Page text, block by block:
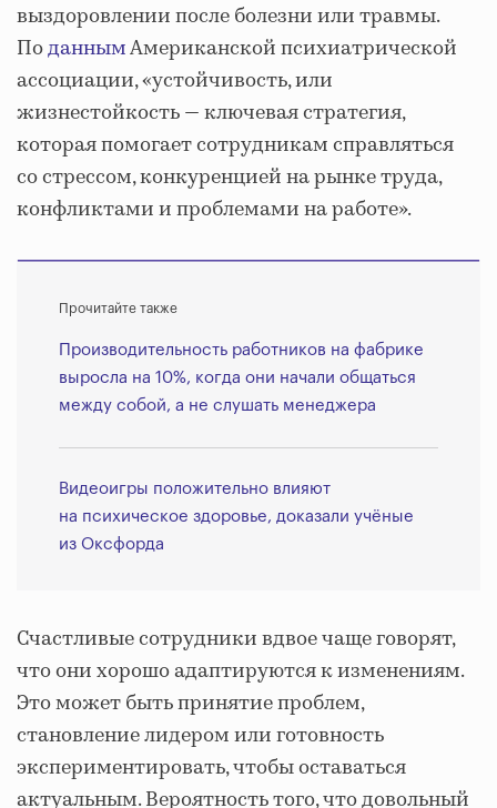
выздоровлении после болезни или травмы.
ПоданнымАмериканской психиатрической
ассоциации, «устойчивость, или
жизнестойкость — ключевая стратегия,
которая помогает сотрудникам справляться
со стрессом, конкуренцией на рынке труда,
конфликтами и проблемами на работе».
Прочитайте также
Производительность работников на фабрике
выросла на 10%, когда они начали общаться
между собой, а не слушать менеджера
Видеоигры положительно влияют
на психическое здоровье, доказали учёные
из Оксфорда
Счастливые сотрудники вдвое чаще говорят,
что они хорошо адаптируются к изменениям.
Это может быть принятие проблем,
становление лидером или готовность
экспериментировать, чтобы оставаться
актуальным. Вероятность того, что довольный